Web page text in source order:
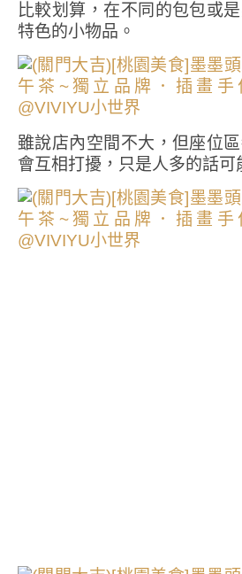
比較划算，在不同的包包或
特色的小物品。
雖說店內空間不大，但座位
會互相打擾，只是人多的話可